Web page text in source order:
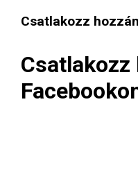
Csatlakozz
Csatlakozz